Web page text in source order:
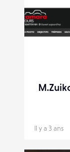
Il y a 3 ans